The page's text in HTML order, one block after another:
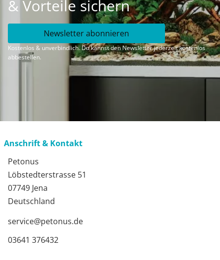
& Vorteile sichern
Newsletter abonnieren
Kostenlos & unverbindlich. Du kannst den Newsletter jederzeit kostenlos
abbestellen.
Anschrift & Kontakt
Petonus
Löbstedterstrasse 51
07749 Jena
Deutschland
service@petonus.de
03641 376432